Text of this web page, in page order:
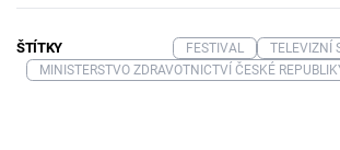
ŠTÍTKY FESTIVAL TELEVIZNÍ
MINISTERSTVO ZDRAVOTNICTVÍ ČESKÉ